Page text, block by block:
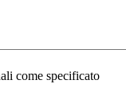
come specificato